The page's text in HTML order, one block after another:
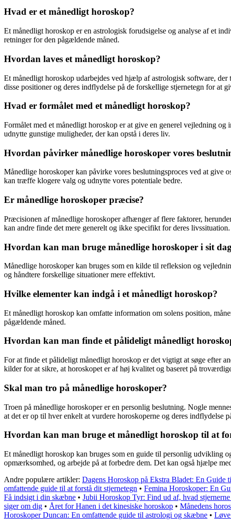
Hvad er et månedligt horoskop?
Et månedligt horoskop er en astrologisk forudsigelse og analyse af et
retninger for den pågældende måned.
Hvordan laves et månedligt horoskop?
Et månedligt horoskop udarbejdes ved hjælp af astrologisk software,
disse positioner og deres indflydelse på de forskellige stjernetegn for at
Hvad er formålet med et månedligt horoskop?
Formålet med et månedligt horoskop er at give en generel vejledning
udnytte gunstige muligheder, der kan opstå i deres liv.
Hvordan påvirker månedlige horoskoper vores
Månedlige horoskoper kan påvirke vores beslutningsproces ved at
kan træffe klogere valg og udnytte vores potentiale bedre.
Er månedlige horoskoper præcise?
Præcisionen af månedlige horoskoper afhænger af flere faktorer,
kan andre finde det mere generelt og ikke specifikt for deres livssituation.
Hvordan kan man bruge månedlige horoskoper i sit
Månedlige horoskoper kan bruges som en kilde til refleksion og
og håndtere forskellige situationer mere effektivt.
Hvilke elementer kan indgå i et månedligt horoskop?
Et månedligt horoskop kan omfatte information om solens position,
pågældende måned.
Hvordan kan man finde et pålideligt månedligt
For at finde et pålideligt månedligt horoskop er det vigtigt at søge efter
kilder for at sikre, at horoskopet er af høj kvalitet og baseret på
Skal man tro på månedlige horoskoper?
Troen på månedlige horoskoper er en personlig beslutning. Nogle
at det er op til hver enkelt at vurdere horoskoperne og deres indflydelse
Hvordan kan man bruge et månedligt horoskop til at
Et månedligt horoskop kan bruges som en guide til personlig udvikling
opmærksomhed, og arbejde på at forbedre dem. Det kan også hjælpe
Andre populære artikler: Dagens Horoskop på Ekstra Bladet: En Guide
omfattende guide til at forstå dit stjernetegn • Femina Horoskoper: En
Få indsigt i din skæbne • Jubii Horoskop Tyr: Find ud af, hvad
siger om dig • Året for Hanen i det kinesiske horoskop • Månedens
Horoskoper Duncan: En omfattende guide til astrologi og skæbne •